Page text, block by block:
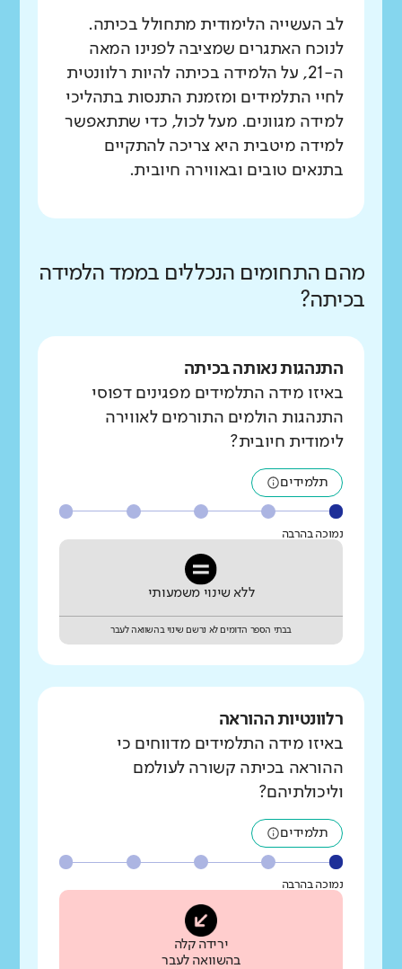
לב העשייה הלימודית מתחולל בכיתה.
לנוכח האתגרים שמציבה לפנינו המאה
ה-21, על הלמידה בכיתה להיות רלוונטית
לחיי התלמידים ומזמנת התנסות בתהליכי
למידה מגוונים. מעל לכול, כדי שתתאפשר
למידה מיטבית היא צריכה להתקיים
בתנאים טובים ובאווירה חיובית.
מהם התחומים הנכללים בממד הלמידה
בכיתה?
התנהגות נאותה בכיתה
באיזו מידה התלמידים מפגינים דפוסי
התנהגות הולמים התורמים לאווירה
לימודית חיובית?
תלמידים
נמוכה בהרבה
ללא שינוי משמעותי
בבתי הספר הדומים לא נרשם שינוי בהשוואה לעבר
רלוונטיות ההוראה
באיזו מידה התלמידים מדווחים כי
ההוראה בכיתה קשורה לעולמם
וליכולתיהם?
תלמידים
נמוכה בהרבה
ירידה קלה
בהשוואה לעבר